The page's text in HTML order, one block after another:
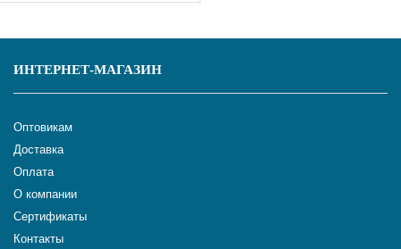
ИНТЕРНЕТ-МАГАЗИН
Оптовикам
Доставка
Оплата
О компании
Сертификаты
Контакты